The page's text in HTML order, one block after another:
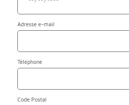
Adresse e-mail
Téléphone
Code Postal